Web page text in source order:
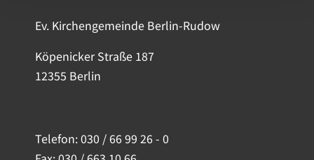
Ev. Kirchengemeinde Berlin-Rudow
Köpenicker Straße 187
12355 Berlin
Telefon:030 / 66 99 26 - 0